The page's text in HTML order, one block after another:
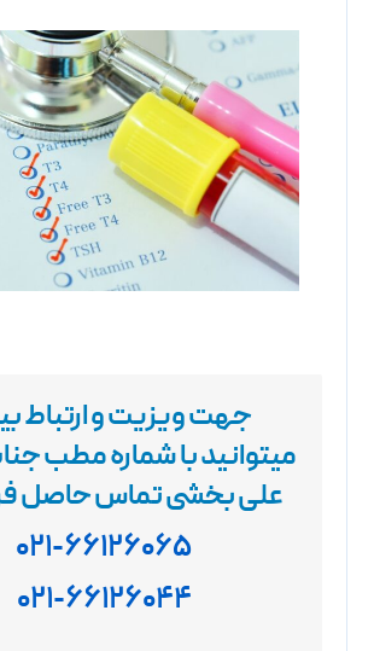
جهت ویزیت و ارتباط
میتوانید با شماره مطب
علی بخشی تماس حاصل
۰۲۱-۶۶۱۲۶۰۶۵
۰۲۱-۶۶۱۲۶۰۴۴